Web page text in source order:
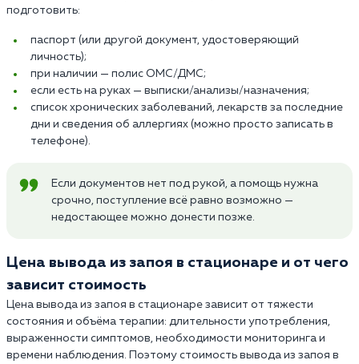
подготовить:
паспорт (или другой документ, удостоверяющий
личность);
при наличии — полис ОМС/ДМС;
если есть на руках — выписки/анализы/назначения;
список хронических заболеваний, лекарств за последние
дни и сведения об аллергиях (можно просто записать в
телефоне).
Если документов нет под рукой, а помощь нужна
срочно, поступление всё равно возможно —
недостающее можно донести позже.
Цена вывода из запоя в стационаре и от чего
зависит стоимость
Цена вывода из запоя в стационаре зависит от тяжести
состояния и объёма терапии: длительности употребления,
выраженности симптомов, необходимости мониторинга и
времени наблюдения. Поэтому стоимость вывода из запоя в